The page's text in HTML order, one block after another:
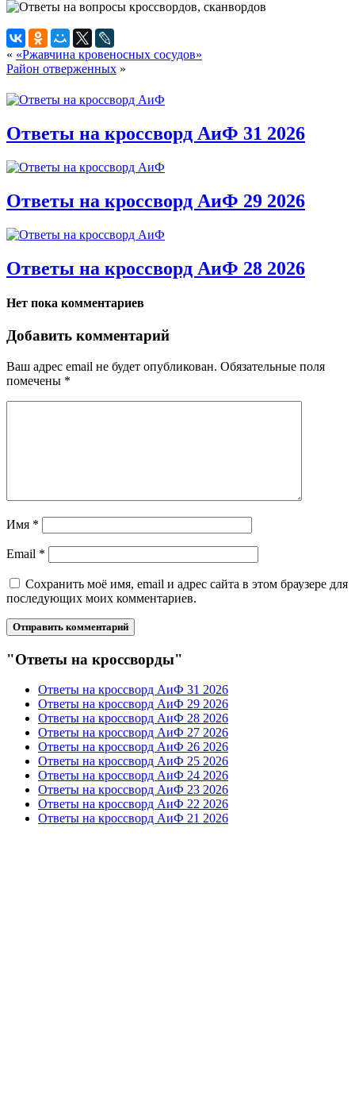
« «Ржавчина кровеносных сосудов»
Район отверженных »
Ответы на кроссворд АиФ 31 2026
Ответы на кроссворд АиФ 29 2026
Ответы на кроссворд АиФ 28 2026
Нет пока комментариев
Добавить комментарий
Ваш адрес email не будет опубликован. Обязательные поля
помечены *
Имя *
Email *
Сохранить моё имя, email и адрес сайта в этом браузере для
последующих моих комментариев.
"Ответы на кроссворды"
Ответы на кроссворд АиФ 31 2026
Ответы на кроссворд АиФ 29 2026
Ответы на кроссворд АиФ 28 2026
Ответы на кроссворд АиФ 27 2026
Ответы на кроссворд АиФ 26 2026
Ответы на кроссворд АиФ 25 2026
Ответы на кроссворд АиФ 24 2026
Ответы на кроссворд АиФ 23 2026
Ответы на кроссворд АиФ 22 2026
Ответы на кроссворд АиФ 21 2026